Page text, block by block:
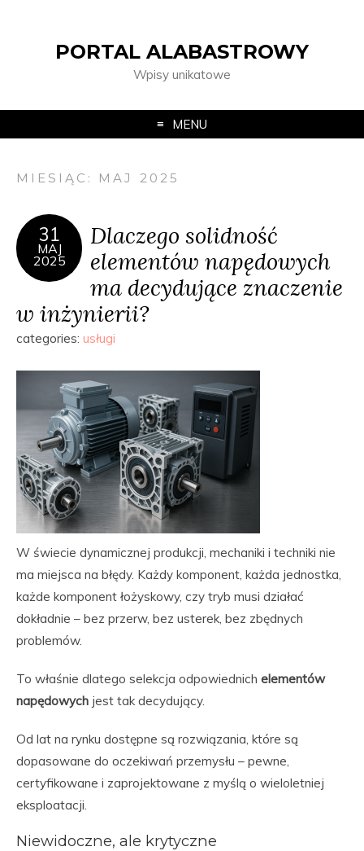
PORTAL ALABASTROWY
Wpisy unikatowe
MENU
MIESIĄC: MAJ 2025
31
MAJ
2025
Dlaczego solidność
elementów napędowych
ma decydujące znaczenie
w inżynierii?
categories: usługi
W świecie dynamicznej produkcji, mechaniki i techniki nie
ma miejsca na błędy. Każdy komponent, każda jednostka,
każde komponent łożyskowy, czy tryb musi działać
dokładnie – bez przerw, bez usterek, bez zbędnych
problemów.
To właśnie dlatego selekcja odpowiednich elementów
napędowych jest tak decydujący.
Od lat na rynku dostępne są rozwiązania, które są
dopasowane do oczekiwań przemysłu – pewne,
certyfikowane i zaprojektowane z myślą o wieloletniej
eksploatacji.
Niewidoczne, ale krytyczne